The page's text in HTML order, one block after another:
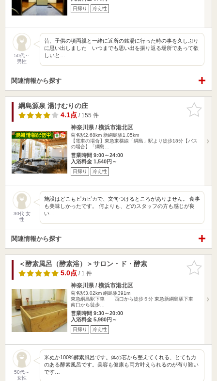
日帰り 冷え性
50代～
男性
昔、子供の頃両親と一緒に近所の銭湯に行った時の事を久しぶり
に思い出しました いつまでも思い出を振り返る場所であって欲
しいと…
関連情報から探す
お気に入
りに追加
綱島源泉 湯けむりの庄
4.1点/ 155 件
神奈川県 / 横浜市港北区
菊名駅2.68km 新綱島駅1.05km
【電車の場合】東急東横線「綱島」駅より徒歩18分【バス
の場合】「綱島…
営業時間 9:00～24:00
入浴料金 1,540円～
日帰り 冷え性
30代 女
性
施設はどこもピカピカで、文句つけるところがありません。 食事
も美味しかったです。 何よりも、どのスタッフの方も感じが良
い…
関連情報から探す
お気に入
りに追加
＜酵素風呂（酵素浴）＞サロン・ド・酵素
5.0点/ 1 件
神奈川県 / 横浜市港北区
菊名駅3.02km 綱島駅391m
東急綱島駅下車 西口から徒歩５分 東急新綱島駅下車
南口から徒歩…
営業時間 9:30～20:00
入浴料金 5,980円～
日帰り 冷え性
50代～
女性
米ぬか100%酵素風呂です。体の芯から整えてくれる、とても力
のある酵素風呂です。美容も健康も両方叶えられるのが有り難い
です…